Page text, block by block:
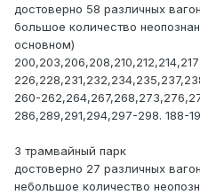
достоверно 58 различных
большое количество
основном)
260-
286,289,291,294,297-298. 188-
3 трамвайный парк
достоверно 27 различных
небольшое количество